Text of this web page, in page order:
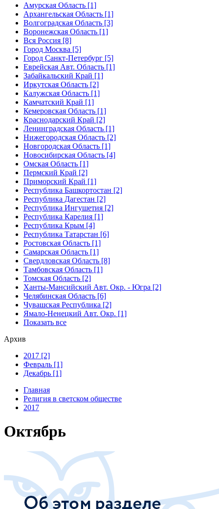
Амурская Область [1]
Архангельская Область [1]
Волгоградская Область [3]
Воронежская Область [1]
Вся Россия [8]
Город Москва [5]
Город Санкт-Петербург [5]
Еврейская Авт. Область [1]
Забайкальский Край [1]
Иркутская Область [2]
Калужская Область [1]
Камчатский Край [1]
Кемеровская Область [1]
Краснодарский Край [2]
Ленинградская Область [1]
Нижегородская Область [2]
Новгородская Область [1]
Новосибирская Область [4]
Омская Область [1]
Пермский Край [2]
Приморский Край [1]
Республика Башкортостан [2]
Республика Дагестан [2]
Республика Ингушетия [2]
Республика Карелия [1]
Республика Крым [4]
Республика Татарстан [6]
Ростовская Область [1]
Самарская Область [1]
Свердловская Область [8]
Тамбовская Область [1]
Томская Область [2]
Ханты-Мансийский Авт. Окр. - Югра [2]
Челябинская Область [6]
Чувашская Республика [2]
Ямало-Ненецкий Авт. Окр. [1]
Показать все
Архив
2017 [2]
Февраль [1]
Декабрь [1]
Главная
Религия в светском обществе
2017
Октябрь